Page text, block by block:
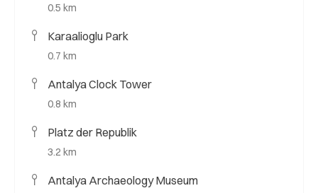
0.5 km
Karaalioglu Park
0.7 km
Antalya Clock Tower
0.8 km
Platz der Republik
3.2 km
Antalya Archaeology Museum